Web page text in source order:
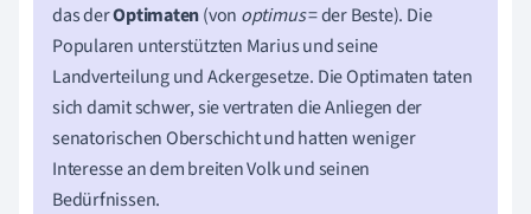
das derOptimaten(von optimus= der Beste). Die
Popularen unterstützten Marius und seine
Landverteilung und Ackergesetze. Die Optimaten taten
sich damit schwer, sie vertraten die Anliegen der
senatorischen Oberschicht und hatten weniger
Interesse an dem breiten Volk und seinen
Bedürfnissen.